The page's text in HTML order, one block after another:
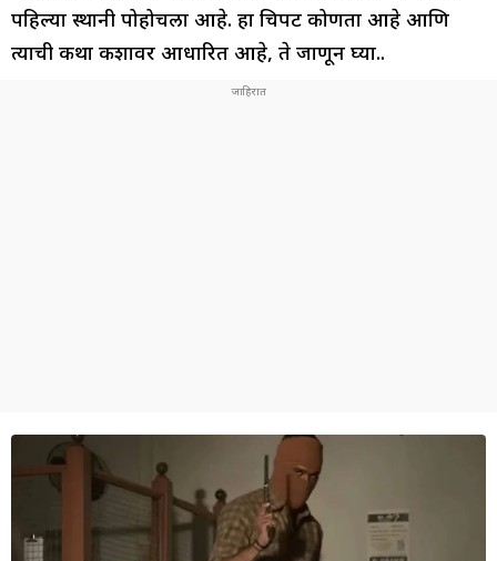
पहिल्या स्थानी पोहोचला आहे. हा चित्रपट कोणता आहे आणि
त्याची कथा कशावर आधारित आहे, ते जाणून घ्या..